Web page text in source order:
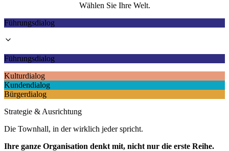
Wählen Sie Ihre Welt.
Führungsdialog
Führungsdialog
Kulturdialog
Kundendialog
Bürgerdialog
Strategie & Ausrichtung
Die Townhall, in der wirklich jeder spricht.
Ihre ganze Organisation denkt mit, nicht nur die erste Reihe.